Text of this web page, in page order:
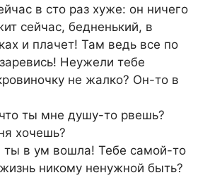
в сто раз хуже: он ничего
сейчас, бедненький, в
и плачет! Там ведь все по
Неужели тебе
не жалко? Он-то в
ты мне душу-то рвешь?
хочешь?
ты в ум вошла! Тебе самой-то
никому ненужной быть?